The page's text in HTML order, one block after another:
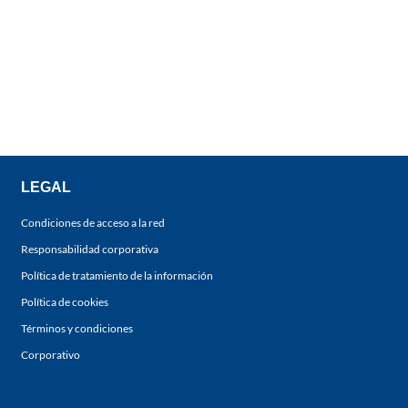
LEGAL
Condiciones de acceso a la red
Responsabilidad corporativa
Política de tratamiento de la información
Política de cookies
Términos y condiciones
Corporativo